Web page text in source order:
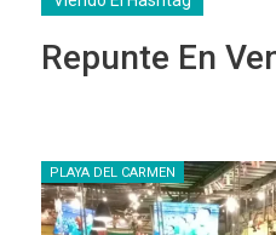
Repunte En
PLAYA DEL CARMEN